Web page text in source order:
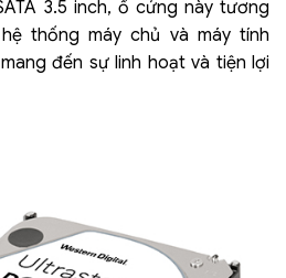
3.5 inch, ổ cứng này tương
thống máy chủ và máy tính
đến sự linh hoạt và tiện lợi